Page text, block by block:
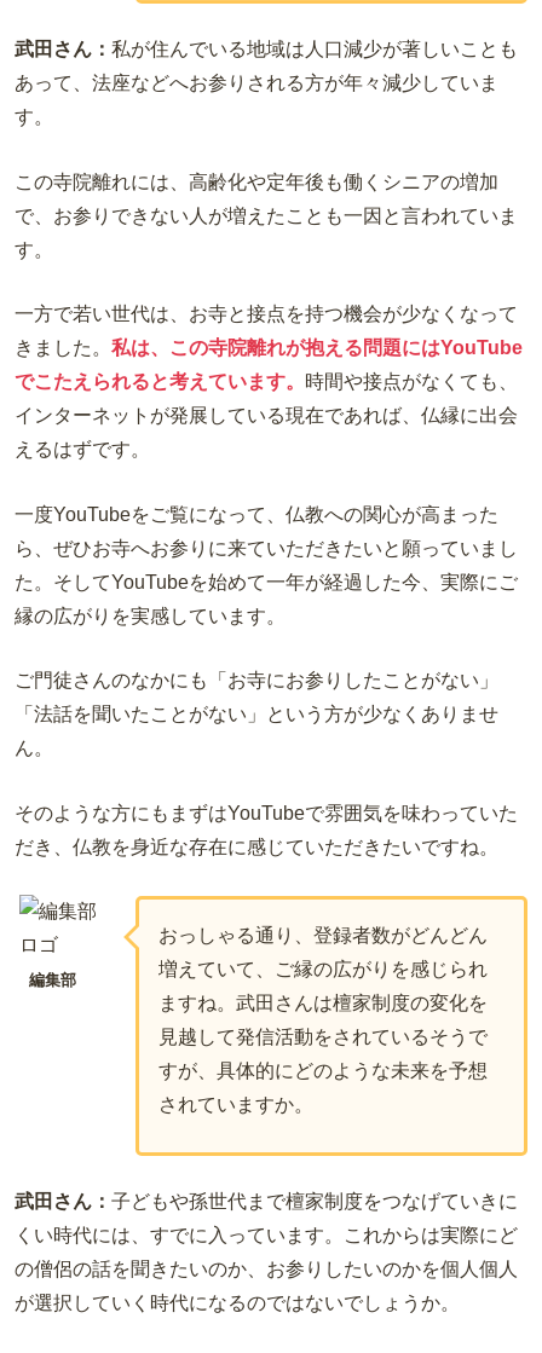
武田さん： 私が住んでいる地域は人口減少が著しいことも
あって、法座などへお参りされる方が年々減少していま
す。
この寺院離れには、高齢化や定年後も働くシニアの増加
で、お参りできない人が増えたことも一因と言われていま
す。
一方で若い世代は、お寺と接点を持つ機会が少なくなって
きました。 私は、この寺院離れが抱える問題にはYouTube
でこたえられると考えています。 時間や接点がなくても、
インターネットが発展している現在であれば、仏縁に出会
えるはずです。
一度YouTubeをご覧になって、仏教への関心が高まった
ら、ぜひお寺へお参りに来ていただきたいと願っていまし
た。そしてYouTubeを始めて一年が経過した今、実際にご
縁の広がりを実感しています。
ご門徒さんのなかにも「お寺にお参りしたことがない」
「法話を聞いたことがない」という方が少なくありませ
ん。
そのような方にもまずはYouTubeで雰囲気を味わっていた
だき、仏教を身近な存在に感じていただきたいですね。
編集部
おっしゃる通り、登録者数がどんどん
増えていて、ご縁の広がりを感じられ
ますね。武田さんは檀家制度の変化を
見越して発信活動をされているそうで
すが、具体的にどのような未来を予想
されていますか。
武田さん： 子どもや孫世代まで檀家制度をつなげていきに
くい時代には、すでに入っています。これからは実際にど
の僧侶の話を聞きたいのか、お参りしたいのかを個人個人
が選択していく時代になるのではないでしょうか。